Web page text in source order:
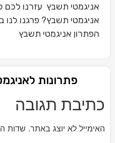
אניגמטי תשבץ עזרנו לכם
אניגמטי תשבץ? פרגנו לנו
הפתרון אניגמטי תשבץ
פתרונות
כתיבת תגובה
האימייל לא יוצג באתר. שדות